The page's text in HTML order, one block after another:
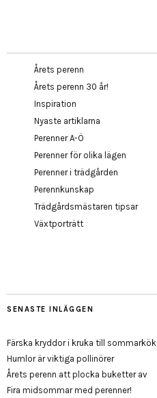
Årets perenn
Årets perenn 30 år!
Inspiration
Nyaste artiklarna
Perenner A-Ö
Perenner för olika lägen
Perenner i trädgården
Perennkunskap
Trädgårdsmästaren tipsar
Växtporträtt
SENASTE INLÄGGEN
Färska kryddor i kruka till
Humlor är viktiga pollinörer
Årets perenn att plocka buketter av
Fira midsommar med perenner!